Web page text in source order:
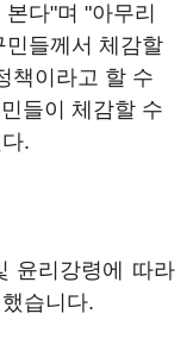
다"며 "아무리
민들께서 체감할
책이라고 할 수
들이 체감할 수
.
윤리강령에 따라
습니다.